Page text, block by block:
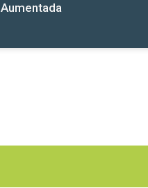
Aumentada